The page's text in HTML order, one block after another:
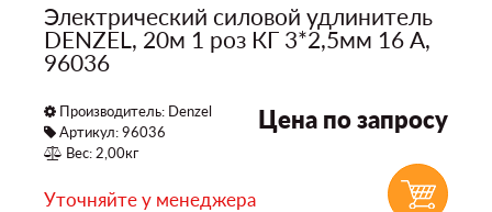
Электрический силовой удлинитель
DENZEL, 20м 1 роз КГ 3*2,5мм 16 А,
96036
Производитель: Denzel
Артикул: 96036
Вес: 2,00кг
Цена по запросу
Уточняйте у менеджера